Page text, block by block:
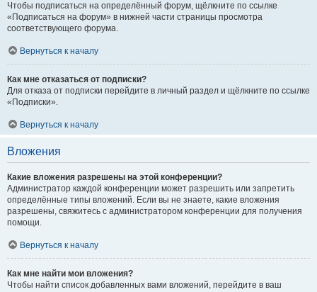
Чтобы подписаться на определённый форум, щёлкните по ссылке
«Подписаться на форум» в нижней части страницы просмотра
соответствующего форума.
Вернуться к началу
Как мне отказаться от подписки?
Для отказа от подписки перейдите в личный раздел и щёлкните по ссылке
«Подписки».
Вернуться к началу
Вложения
Какие вложения разрешены на этой конференции?
Администратор каждой конференции может разрешить или запретить
определённые типы вложений. Если вы не знаете, какие вложения
разрешены, свяжитесь с администратором конференции для получения
помощи.
Вернуться к началу
Как мне найти мои вложения?
Чтобы найти список добавленных вами вложений, перейдите в ваш